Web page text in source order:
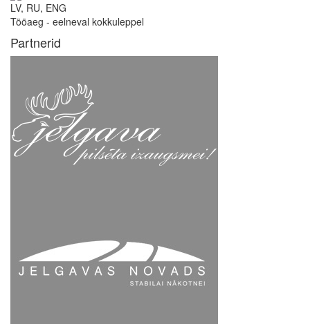
LV, RU, ENG
Tööaeg - eelneval kokkuleppel
Partnerid